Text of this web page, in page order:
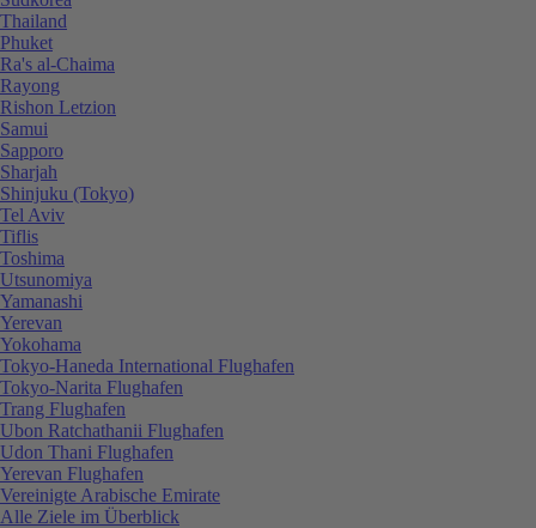
Thailand
Phuket
Ra's al-Chaima
Rayong
Rishon Letzion
Samui
Sapporo
Sharjah
Shinjuku (Tokyo)
Tel Aviv
Tiflis
Toshima
Utsunomiya
Yamanashi
Yerevan
Yokohama
Tokyo-Haneda International Flughafen
Tokyo-Narita Flughafen
Trang Flughafen
Ubon Ratchathanii Flughafen
Udon Thani Flughafen
Yerevan Flughafen
Vereinigte Arabische Emirate
Alle Ziele im Überblick